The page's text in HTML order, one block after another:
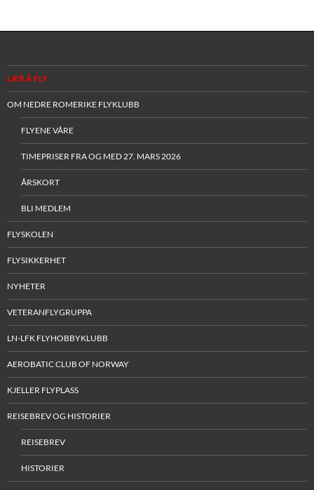
LÆR Å FLY
OM NEDRE ROMERIKE FLYKLUBB
FLYENE VÅRE
TIMEPRISER FRA OG MED 27. MARS 2026
ÅRSKORT
BLI MEDLEM
FLYSKOLEN
FLYSIKKERHET
NYHETER
VETERANFLYGRUPPA
LN-LFK FLYHOBBYKLUBB
AEROBATIC CLUB OF NORWAY
KJELLER FLYPLASS
REISEBREV OG HISTORIER
REISEBREV
HISTORIER